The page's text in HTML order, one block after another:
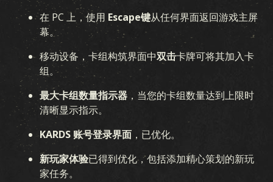
在 PC 上，使用 Escape键从任何界面返回游戏主屏
幕。
移动设备，卡组构筑界面中双击卡牌可将其加入卡
组。
最大卡组数量指示器 ，当您的卡组数量达到上限时
清晰显示指示。
KARDS 账号登录界面 ，已优化。
新玩家体验已得到优化，包括添加精心策划的新玩
家任务。
游戏